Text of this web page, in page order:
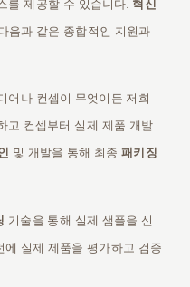
를 제공할 수 있습니다. 혁신
음과 같은 종합적인 지원과
어나 컨셉이 무엇이든 저희
고 컨셉부터 실제 제품 개발
및 개발을 통해 최종패키징
기술을 통해 실제 샘플을 신
실제 제품을 평가하고 검증